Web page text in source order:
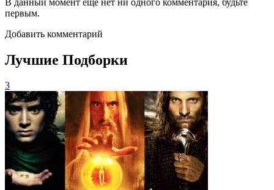
первым.
Добавить комментарий
Лучшие Подборки
3